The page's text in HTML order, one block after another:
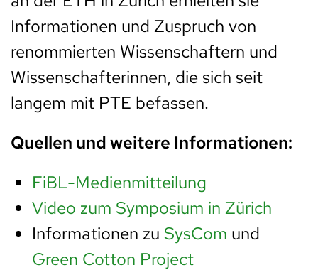
Informationen und Zuspruch von
renommierten Wissenschaftern und
Wissenschafterinnen, die sich seit
langem mit PTE befassen.
Quellen und weitere Informationen:
FiBL-Medienmitteilung
Video zum Symposium in Zürich
Informationen zu SysCom und
Green Cotton Project